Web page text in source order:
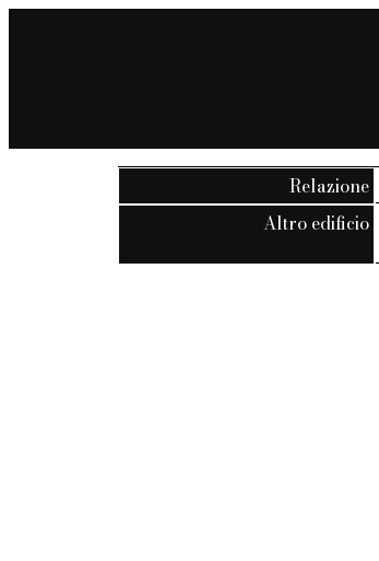
Relazione
Altro edificio